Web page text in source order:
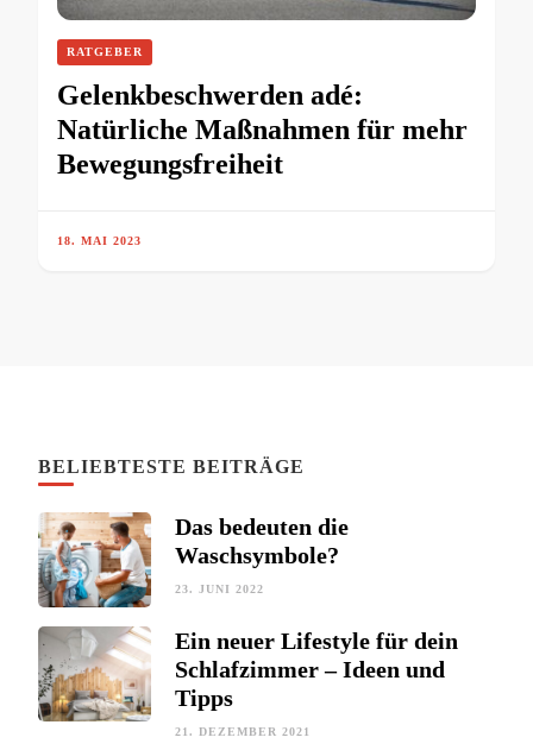
RATGEBER
Gelenkbeschwerden adé:
Natürliche Maßnahmen für mehr
Bewegungsfreiheit
18. MAI 2023
BELIEBTESTE BEITRÄGE
Das bedeuten die
Waschsymbole?
23. JUNI 2022
Ein neuer Lifestyle für dein
Schlafzimmer – Ideen und
Tipps
21. DEZEMBER 2021